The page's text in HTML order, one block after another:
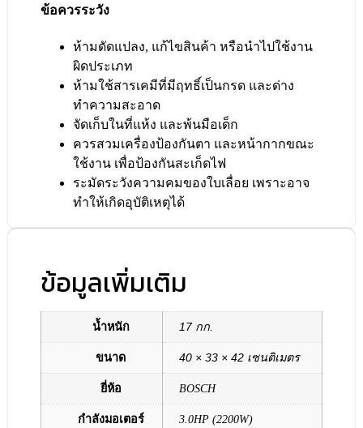
ข้อควรระวัง
ห้ามดัดแปลง, แก้ไขสินค้า หรือนำไปใช้งาน
ผิดประเภท
ห้ามใช้สารเคมีที่มีฤทธิ์เป็นกรด และด่าง
ทำความสะอาด
จัดเก็บในที่แห้ง และพ้นมือเด็ก
ควรสวมเครื่องป้องกันตา และหน้ากากขณะ
ใช้งาน เพื่อป้องกันสะเก็ดไฟ
ระมัดระวังความคมของใบเลื่อย เพราะอาจ
ทำให้เกิดอุบัติเหตุได้
ข้อมูลเพิ่มเติม
น้ำหนัก 17 กก.
ขนาด 40 × 33 × 42 เซนติเมตร
ยี่ห้อ BOSCH
กำลังมอเตอร์ 3.0HP (2200W)